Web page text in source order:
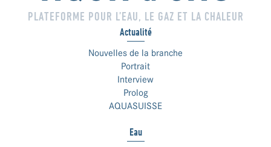
PLATEFORME POUR L’EAU, LE GAZ ET LA CHALEUR
Actualité
Nouvelles de la branche
Portrait
Interview
Prolog
AQUASUISSE
Eau